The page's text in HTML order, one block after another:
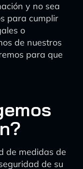
y no sea
para cumplir
o
de nuestros
para que
de medidas de
de su